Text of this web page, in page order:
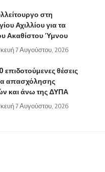
στη
Αχιλλίου για τα
Ακαθίστου Ύμνου
7 Αυγούστου, 2026
θέσεις
απασχόλησης
και άνω της ΔΥΠΑ
7 Αυγούστου, 2026